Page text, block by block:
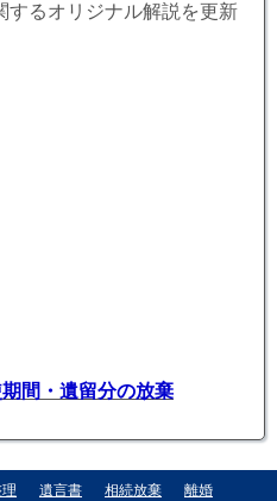
するオリジナル解説を更新
間・遺留分の放棄
遺言書 相続放棄
離婚